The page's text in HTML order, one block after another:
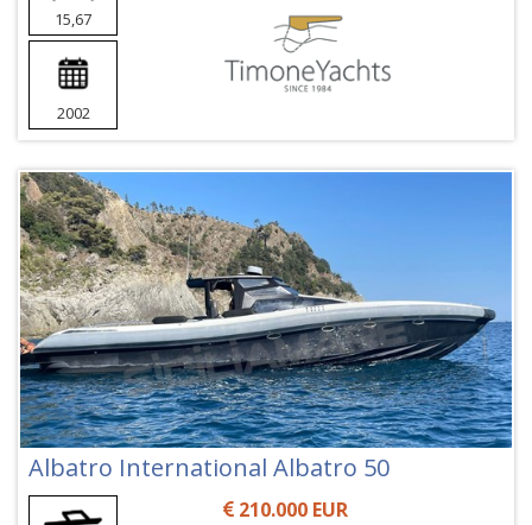
15,67
2002
Albatro International Albatro 50
210.000 EUR